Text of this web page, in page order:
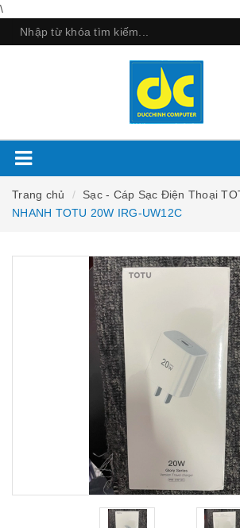
\
Trang chủ Sạc - Cáp Sạc Điện Thoại
NHANH TOTU 20W IRG-UW12C